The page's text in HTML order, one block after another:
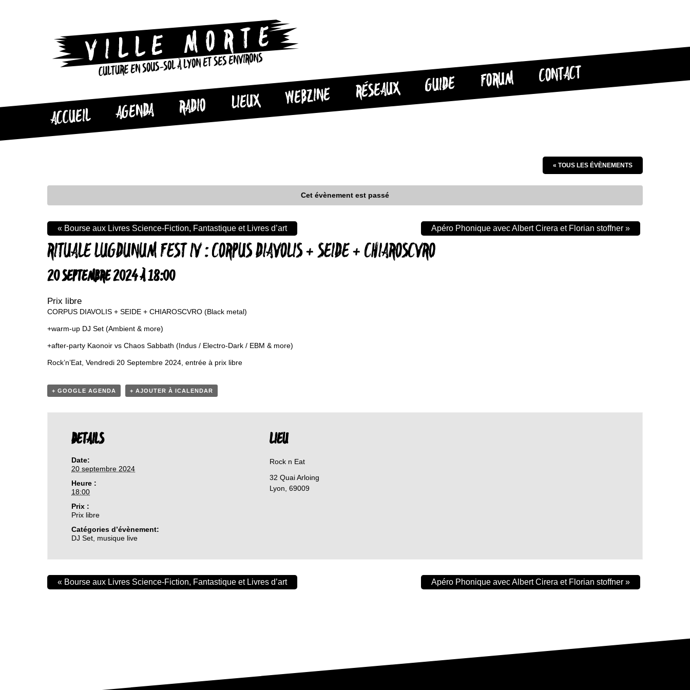
CULTURE EN SOUS-SOL À LYON ET SES ENVIRONS
ACCUEIL AGENDA RADIO LIEUX WEBZINE RÉSEAUX GUIDE FORUM CONTACT
« TOUS LES ÉVÈNEMENTS
Cet évènement est passé
RITUALE LUGDUNUM FEST IV : CORPUS DIAVOLIS + SEIDE + CHIAROSCVRO
20 SEPTEMBRE 2024 À 18:00
Prix libre
« Bourse aux Livres Science-Fiction, Fantastique et Livres d’art Apéro Phonique avec Albert Cirera et Florian stoffner »
CORPUS DIAVOLIS + SEIDE + CHIAROSCVRO (Black metal)
+warm-up DJ Set (Ambient & more)
+after-party Kaonoir vs Chaos Sabbath (Indus / Electro-Dark / EBM & more)
Rock’n’Eat, Vendredi 20 Septembre 2024, entrée à prix libre
+ GOOGLE AGENDA + AJOUTER À ICALENDAR
DETAILS
Date:
20 septembre 2024
Heure :
18:00
Prix :
Prix libre
Catégories d’évènement:
DJ Set musique live
LIEU
Rock n Eat
32 Quai Arloing
Lyon 69009
« Bourse aux Livres Science-Fiction, Fantastique et Livres d’art Apéro Phonique avec Albert Cirera et Florian stoffner »